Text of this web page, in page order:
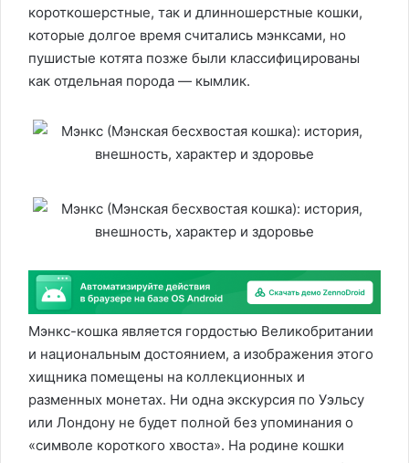
короткошерстные, так и длинношерстные кошки,
которые долгое время считались мэнксами, но
пушистые котята позже были классифицированы
как отдельная порода — кымлик.
Мэнкс-кошка является гордостью Великобритании
и национальным достоянием, а изображения этого
хищника помещены на коллекционных и
разменных монетах. Ни одна экскурсия по Уэльсу
или Лондону не будет полной без упоминания о
«символе короткого хвоста». На родине кошки